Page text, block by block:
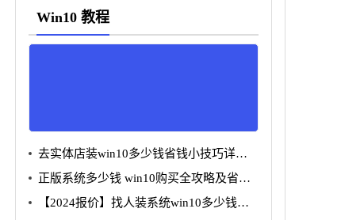
Win10 教程
去实体店装win10多少钱省钱小技巧详细
分析
技巧分析